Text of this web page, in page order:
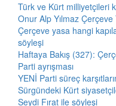
Türk ve Kürt milliyetçileri
Onur Alp Yılmaz Çerçeve
Çerçeve yasa hangi
söyleşi
Haftaya Bakış (327):
Parti ayrışması
YENİ Parti süreç
Sürgündeki Kürt
Seydi Fırat ile söyleşi